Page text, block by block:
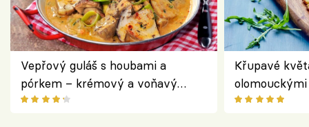
Vepřový guláš s houbami a
pórkem – krémový a voňavý
pokrm z jednoho hrnce
Křupavé
bezlepkový